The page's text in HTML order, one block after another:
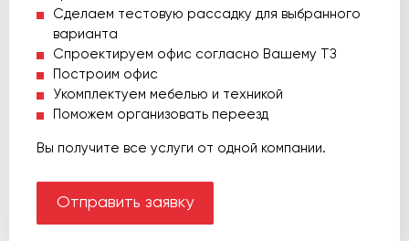
Сделаем тестовую рассадку для выбранного
варианта
Спроектируем офис согласно Вашему ТЗ
Построим офис
Укомплектуем мебелью и техникой
Поможем организовать переезд
Вы получите все услуги от одной компании.
Отправить заявку